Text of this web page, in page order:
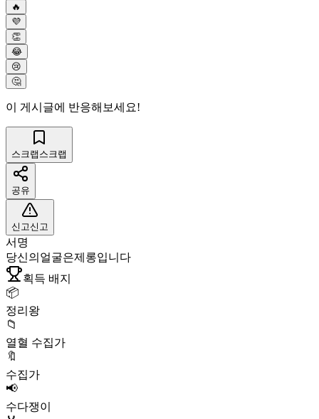
🔥
💜
👏
😂
😢
🤔
이 게시글에 반응해보세요!
스크랩 스크랩
공유
신고신고
서명
당신의얼굴은제롱입니다
획득 배지
📦
정리왕
📁
열혈 수집가
🔖
수집가
📢
수다쟁이